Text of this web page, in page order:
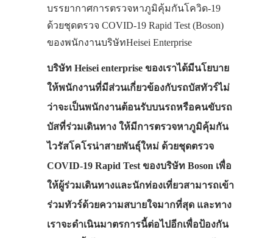
บรรยากาศการตรวจหาภูมิคุ้มกันโควิด-19
ด้วยชุดตรวจ COVID-19 Rapid Test (Boson)
ของพนักงานบริษัทHeisei Enterprise
บริษัท Heisei enterprise ของเราได้มีนโยบาย
ให้พนักงานที่มีส่วนเกี่ยวข้องกับรถบัสทัวร์ไม่
ว่าจะเป็นพนักงานต้อนรับบนรถหรือคนขับรถ
บัสที่ร่วมเดินทาง ให้มีการตรวจหาภูมิคุ้มกัน
ไวรัสโคโรน่าสายพันธุ์ใหม่ ด้วยชุดตรวจ
COVID-19 Rapid Test ของบริษัท Boson เพื่อ
ให้ผู้ร่วมเดินทางและนักท่องเที่ยวสามารถเข้า
ร่วมทัวร์ด้วยความสบายใจมากที่สุด และทาง
เราจะดำเนินมาตรการนี้ต่อไปอีกเพื่อป้องกัน